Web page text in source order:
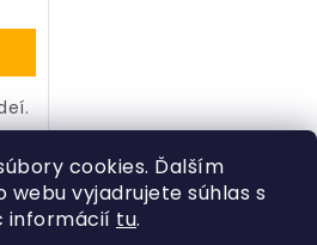
cookies. Ďalším
vyjadrujete súhlas s
informácií tu.